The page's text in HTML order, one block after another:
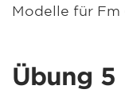
Modelle für Fm
Übung 5